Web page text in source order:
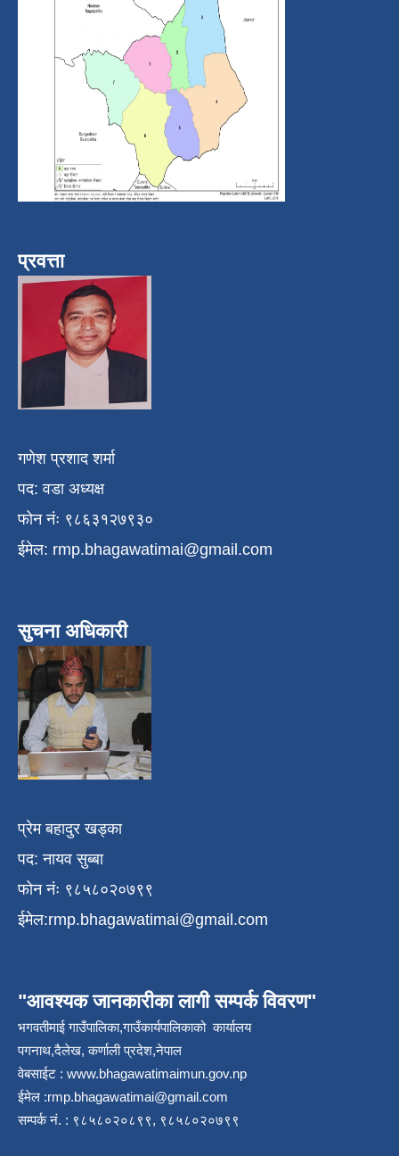
प्रवत्ता
गणेश प्रशाद शर्मा
पद: वडा अध्यक्ष
फोन नंः ९८६३१२७९३०
ईमेल: rmp.bhagawatimai@gmail.com
सुचना अधिकारी
प्रेम बहादुर खड्का
पद: नायव सुब्बा
फोन नंः ९८५८०२०७९९
ईमेल:rmp.bhagawatimai@gmail.com
"आवश्यक जानकारीका लागी सम्पर्क विवरण"
भगवतीमाई गाउँपालिका,गाउँकार्यपालिकाको कार्यालय
पगनाथ,दैलेख, कर्णाली प्रदेश,नेपाल
वेबसाईट : www.bhagawatimaimun.gov.np
ईमेल :rmp.bhagawatimai@gmail.com
सम्पर्क नं. : ९८५८०२०८९९, ९८५८०२०७९९